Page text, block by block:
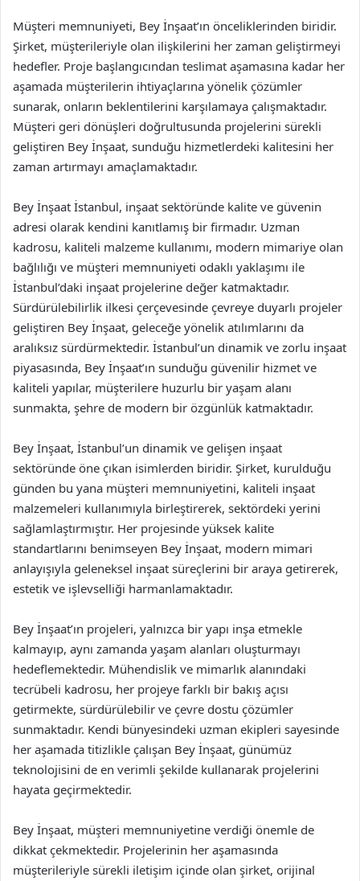
Müşteri memnuniyeti, Bey İnşaat’ın önceliklerinden biridir.
Şirket, müşterileriyle olan ilişkilerini her zaman geliştirmeyi
hedefler. Proje başlangıcından teslimat aşamasına kadar her
aşamada müşterilerin ihtiyaçlarına yönelik çözümler
sunarak, onların beklentilerini karşılamaya çalışmaktadır.
Müşteri geri dönüşleri doğrultusunda projelerini sürekli
geliştiren Bey İnşaat, sunduğu hizmetlerdeki kalitesini her
zaman artırmayı amaçlamaktadır.
Bey İnşaat İstanbul, inşaat sektöründe kalite ve güvenin
adresi olarak kendini kanıtlamış bir firmadır. Uzman
kadrosu, kaliteli malzeme kullanımı, modern mimariye olan
bağlılığı ve müşteri memnuniyeti odaklı yaklaşımı ile
İstanbul’daki inşaat projelerine değer katmaktadır.
Sürdürülebilirlik ilkesi çerçevesinde çevreye duyarlı projeler
geliştiren Bey İnşaat, geleceğe yönelik atılımlarını da
aralıksız sürdürmektedir. İstanbul’un dinamik ve zorlu inşaat
piyasasında, Bey İnşaat’ın sunduğu güvenilir hizmet ve
kaliteli yapılar, müşterilere huzurlu bir yaşam alanı
sunmakta, şehre de modern bir özgünlük katmaktadır.
Bey İnşaat, İstanbul’un dinamik ve gelişen inşaat
sektöründe öne çıkan isimlerden biridir. Şirket, kurulduğu
günden bu yana müşteri memnuniyetini, kaliteli inşaat
malzemeleri kullanımıyla birleştirerek, sektördeki yerini
sağlamlaştırmıştır. Her projesinde yüksek kalite
standartlarını benimseyen Bey İnşaat, modern mimari
anlayışıyla geleneksel inşaat süreçlerini bir araya getirerek,
estetik ve işlevselliği harmanlamaktadır.
Bey İnşaat’ın projeleri, yalnızca bir yapı inşa etmekle
kalmayıp, aynı zamanda yaşam alanları oluşturmayı
hedeflemektedir. Mühendislik ve mimarlık alanındaki
tecrübeli kadrosu, her projeye farklı bir bakış açısı
getirmekte, sürdürülebilir ve çevre dostu çözümler
sunmaktadır. Kendi bünyesindeki uzman ekipleri sayesinde
her aşamada titizlikle çalışan Bey İnşaat, günümüz
teknolojisini de en verimli şekilde kullanarak projelerini
hayata geçirmektedir.
Bey İnşaat, müşteri memnuniyetine verdiği önemle de
dikkat çekmektedir. Projelerinin her aşamasında
müşterileriyle sürekli iletişim içinde olan şirket, orijinal